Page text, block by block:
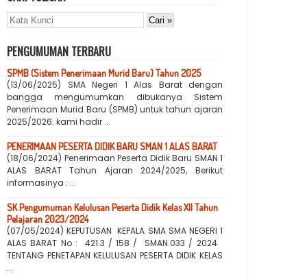
PENGUMUMAN TERBARU
SPMB (Sistem Penerimaan Murid Baru) Tahun 2025
(13/06/2025) SMA Negeri 1 Alas Barat dengan
bangga mengumumkan dibukanya Sistem
Penerimaan Murid Baru (SPMB) untuk tahun ajaran
2025/2026. kami hadir ...
PENERIMAAN PESERTA DIDIK BARU SMAN 1 ALAS BARAT
(18/06/2024) Penerimaan Peserta Didik Baru SMAN 1
ALAS BARAT Tahun Ajaran 2024/2025, Berikut
informasinya : ...
SK Pengumuman Kelulusan Peserta Didik Kelas XII Tahun
Pelajaran 2023/2024
(07/05/2024) KEPUTUSAN KEPALA SMA SMA NEGERI 1
ALAS BARAT No : 421.3 / 158 / SMAN.033 / 2024
TENTANG PENETAPAN KELULUSAN PESERTA DIDIK KELAS
...